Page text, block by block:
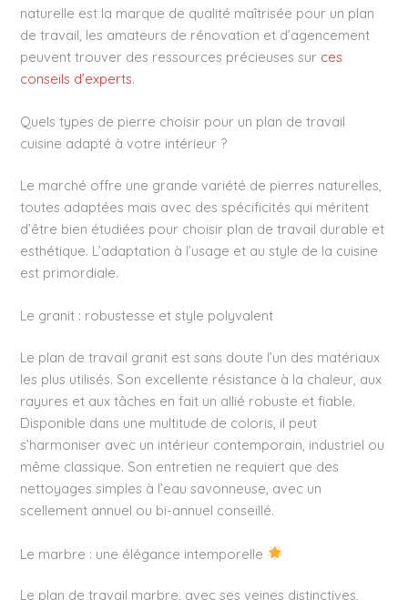
naturelle est la marque de qualité maîtrisée pour un plan
de travail, les amateurs de rénovation et d’agencement
peuvent trouver des ressources précieuses sur ces
conseils d’experts.
Quels types de pierre choisir pour un plan de travail
cuisine adapté à votre intérieur ?
Le marché offre une grande variété de pierres naturelles,
toutes adaptées mais avec des spécificités qui méritent
d’être bien étudiées pour choisir plan de travail durable et
esthétique. L’adaptation à l’usage et au style de la cuisine
est primordiale.
Le granit : robustesse et style polyvalent
Le plan de travail granit est sans doute l’un des matériaux
les plus utilisés. Son excellente résistance à la chaleur, aux
rayures et aux tâches en fait un allié robuste et fiable.
Disponible dans une multitude de coloris, il peut
s’harmoniser avec un intérieur contemporain, industriel ou
même classique. Son entretien ne requiert que des
nettoyages simples à l’eau savonneuse, avec un
scellement annuel ou bi-annuel conseillé.
Le marbre : une élégance intemporelle
Le plan de travail marbre, avec ses veines distinctives,